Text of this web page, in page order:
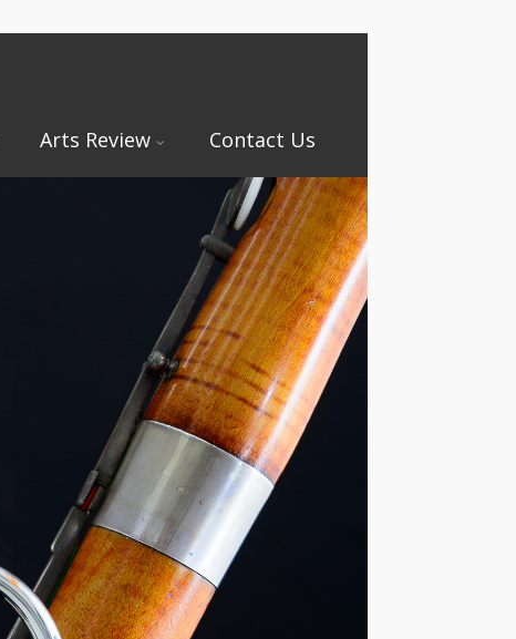
Arts Review Contact Us
・デザー